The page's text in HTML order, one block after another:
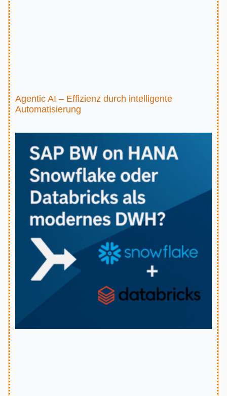
Agentic AI – Effizienz durch intelligente
Automatisierung